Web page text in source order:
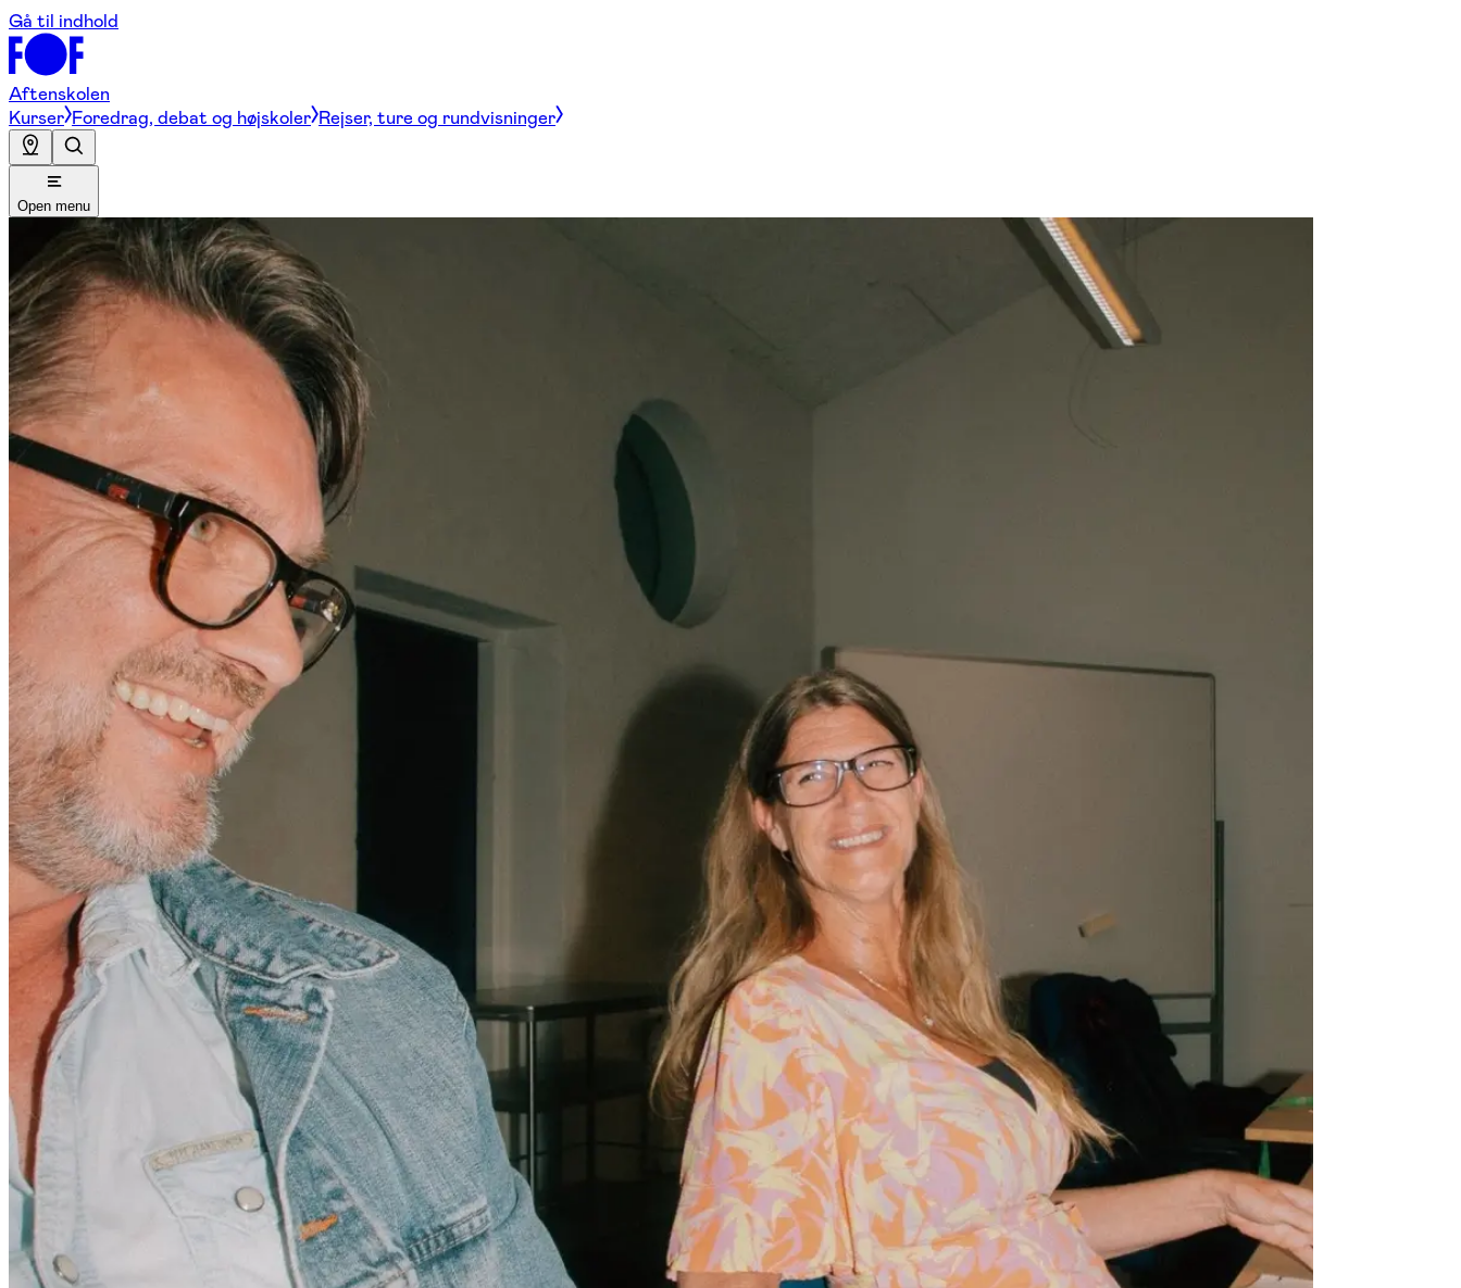
Gå til indhold
Aftenskolen
Kurser Foredrag, debat og højskoler Rejser, ture og rundvisninger
Open menu